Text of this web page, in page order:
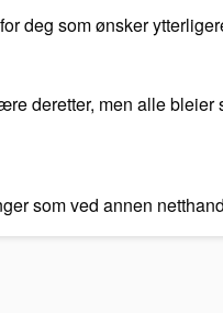
deg som ønsker
deretter, men alle bleier
som ved annen